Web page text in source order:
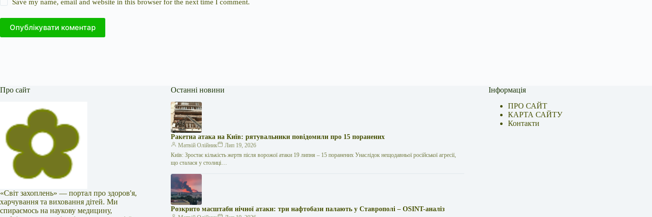
Save my name, email and website in this browser for the next time I comment.
Опублікувати коментар
Про сайт
«Світ захоплень» — портал про здоров'я,
харчування та виховання дітей. Ми
спираємось на наукову медицину,
Останні новини
Ракетна атака на Київ: рятувальники повідомили про 15 поранених
Матвій Олійник
Лип 19, 2026
Київ: Зростає кількість жертв після ворожої атаки 19 липня – 15 поранених Унаслідок нещодавньої російської агресії,
що сталася у столиці…
Розкрито масштаби нічної атаки: три нафтобази палають у Ставрополі – OSINT-аналіз
Інформація
ПРО САЙТ
КАРТА САЙТУ
Контакти